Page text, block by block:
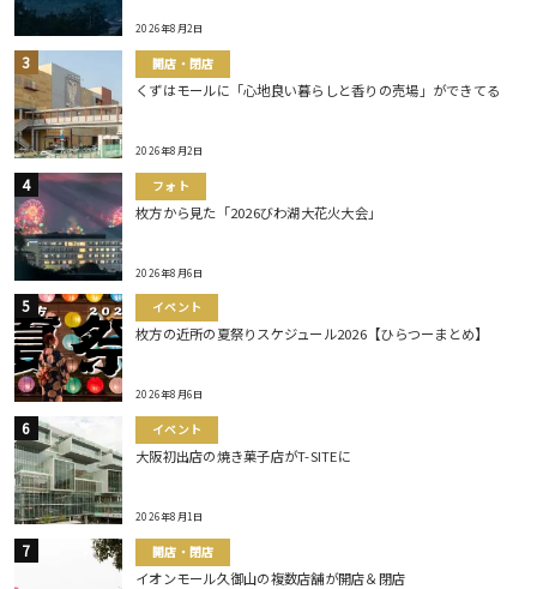
2026年8月2日
開店・閉店
くずはモールに「心地良い暮らしと香りの売場」ができてる
2026年8月2日
フォト
枚方から見た「2026びわ湖大花火大会」
2026年8月6日
イベント
枚方の近所の夏祭りスケジュール2026【ひらつーまとめ】
2026年8月6日
イベント
大阪初出店の焼き菓子店がT-SITEに
2026年8月1日
開店・閉店
イオンモール久御山の複数店舗が開店＆閉店